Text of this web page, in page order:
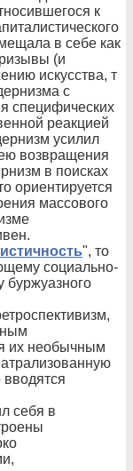
к
в себе как
(и
искусства, т
с
специфических
реакцией
усилил
возвращения
в поисках
ориентируется
массового
", то
социально-
буржуазного
их необычным
вводятся
себя в